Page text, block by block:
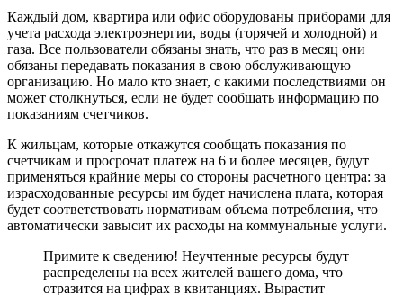
Каждый дом, квартира или офис оборудованы приборами для
учета расхода электроэнергии, воды (горячей и холодной) и
газа. Все пользователи обязаны знать, что раз в месяц они
обязаны передавать показания в свою обслуживающую
организацию. Но мало кто знает, с какими последствиями он
может столкнуться, если не будет сообщать информацию по
показаниям счетчиков.
К жильцам, которые откажутся сообщать показания по
счетчикам и просрочат платеж на 6 и более месяцев, будут
применяться крайние меры со стороны расчетного центра: за
израсходованные ресурсы им будет начислена плата, которая
будет соответствовать нормативам объема потребления, что
автоматически завысит их расходы на коммунальные услуги.
Примите к сведению! Неучтенные ресурсы будут
распределены на всех жителей вашего дома, что
отразится на цифрах в квитанциях. Вырастит